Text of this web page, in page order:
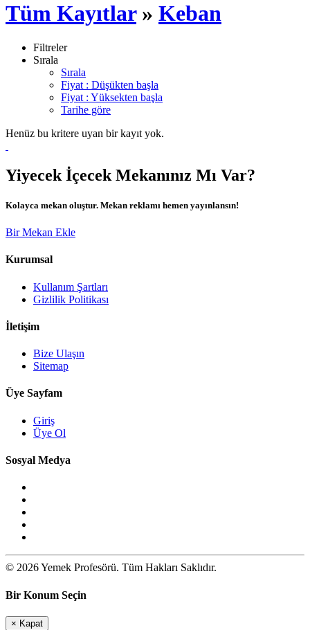
Tüm Kayıtlar» Keban
Filtreler
Sırala
Sırala
Fiyat : Düşükten başla
Fiyat : Yüksekten başla
Tarihe göre
Henüz bu kritere uyan bir kayıt yok.
Yiyecek İçecek Mekanınız Mı Var?
Kolayca mekan oluştur. Mekan reklamı hemen yayınlansın!
Bir Mekan Ekle
Kurumsal
Kullanım Şartları
Gizlilik Politikası
İletişim
Bize Ulaşın
Sitemap
Üye Sayfam
Giriş
Üye Ol
Sosyal Medya
© 2026 Yemek Profesörü. Tüm Hakları Saklıdır.
Bir Konum Seçin
× Kapat